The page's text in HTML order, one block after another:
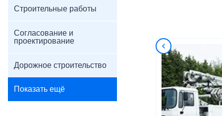
Строительные работы
Согласование и
проектирование
Дорожное строительство
Показать ещё